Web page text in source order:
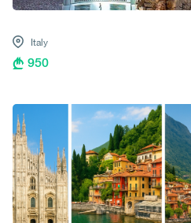
Italy
950